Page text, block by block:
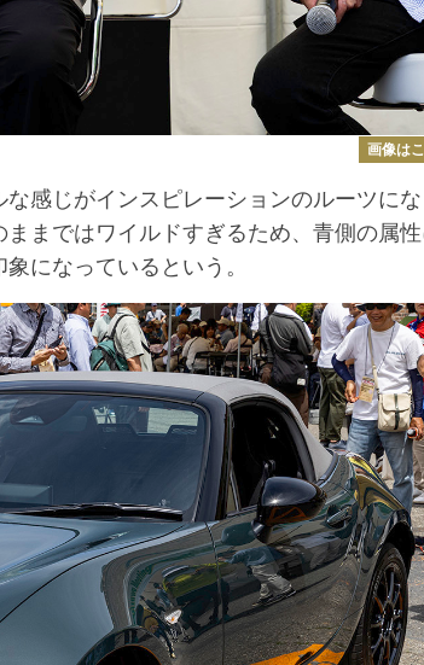
画像は
感じがインスピレーションのルーツに
まではワイルドすぎるため、青側の属
になっているという。